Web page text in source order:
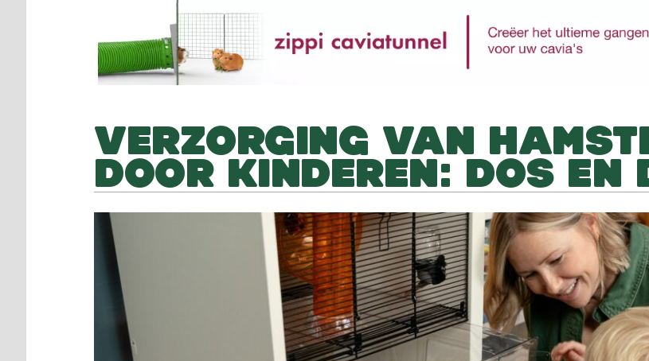
VERZORGING VAN
DOOR KINDEREN: DOS EN